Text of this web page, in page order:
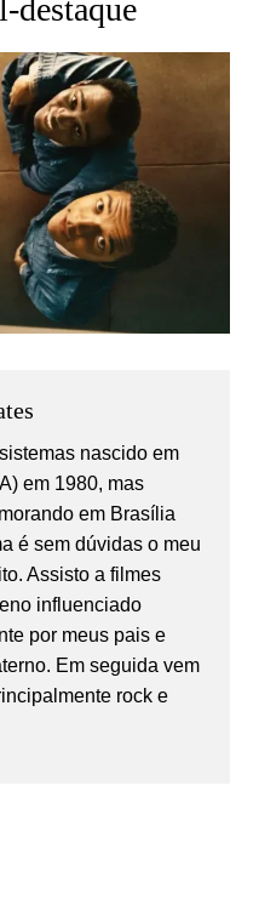
destaque
nascido em
em 1980, mas
em Brasília
é sem dúvidas o meu
Assisto a filmes
influenciado
por meus pais e
Em seguida vem
rock e